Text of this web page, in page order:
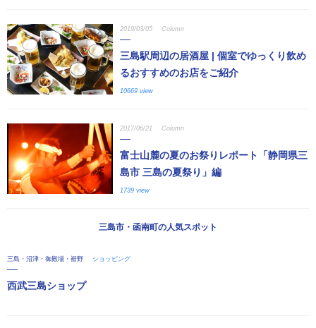
2019/03/05 Column
三島駅周辺の居酒屋 | 個室でゆっくり飲め
るおすすめのお店をご紹介
10669 view
2017/06/21 Column
富士山麓の夏のお祭りレポート「静岡県三
島市 三島の夏祭り」編
1739 view
三島市・函南町の人気スポット
三島・沼津・御殿場・裾野 ショッピング
西武三島ショップ